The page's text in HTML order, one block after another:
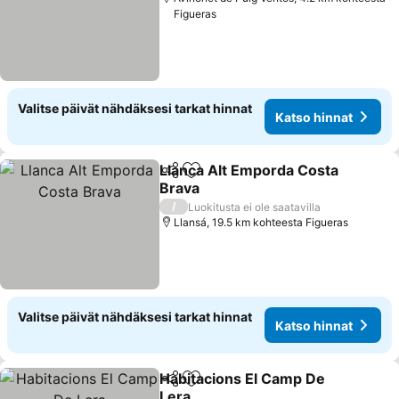
Figueras
Valitse päivät nähdäksesi tarkat hinnat
Katso hinnat
Jaa Lisää suosikkeihin
Llanca Alt Emporda Costa
Brava
Katso hinnat
/
Luokitusta ei ole saatavilla
Llansá, 19.5 km kohteesta Figueras
Valitse päivät nähdäksesi tarkat hinnat
Katso hinnat
Jaa Lisää suosikkeihin
Habitacions El Camp De